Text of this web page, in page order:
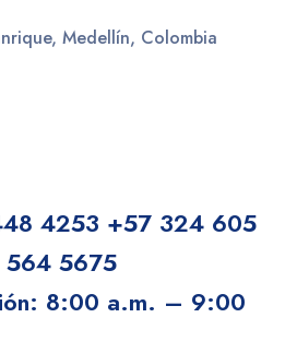
Medellín, Colombia
4253 +57 324 605
5675
8:00 a.m. – 9:00